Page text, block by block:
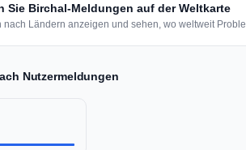
Sie Birchal-Meldungen auf der Weltkarte
nach Ländern anzeigen und sehen, wo weltweit
Nutzermeldungen